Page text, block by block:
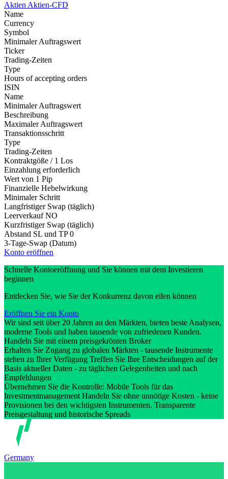
Aktien Aktien-CFD
Name
Currency
Symbol
Minimaler Auftragswert
Ticker
Trading-Zeiten
Type
Hours of accepting orders
ISIN
Name
Minimaler Auftragswert
Beschreibung
Maximaler Auftragswert
Transaktionsschritt
Type
Trading-Zeiten
Kontraktgöße / 1 Los
Einzahlung erforderlich
Wert von 1 Pip
Finanzielle Hebelwirkung
Minimaler Schritt
Langfristiger Swap (täglich)
Leerverkauf NO
Kurzfristiger Swap (täglich)
Abstand SL und TP 0
3-Tage-Swap (Datum)
Konto eröffnen
Schnelle Kontoeröffnung und Sie können mit dem Investieren
beginnen
Entdecken Sie, wie Sie der Konkurrenz davon eilen können
Eröffnen Sie ein Konto
Wir sind seit über 20 Jahren an den Märkten, bieten beste Analysen,
moderne Tools und haben tausende von zufriedenen Kunden.
Handeln Sie mit einem preisgekrönten Broker
Erhalten Sie Zugang zu globalen Märkten - tausende Instrumente
stehen zu Ihrer Verfügung Treffen Sie Ihre Entscheidungen auf der
Basis aktueller Daten - zu täglichen Gelegenheiten und nach
Empfehlungen
Übernehmen Sie die Kontrolle: Mobile Tools für das
Investmentmanagement Handeln Sie ohne unnötige Kosten - keine
Provisionen bei den wichtigsten Instrumenten. Transparente
Preisgestaltung und historische Spreads
Germany